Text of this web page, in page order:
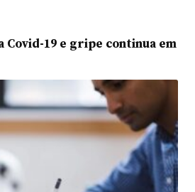
Covid-19 e gripe continua em